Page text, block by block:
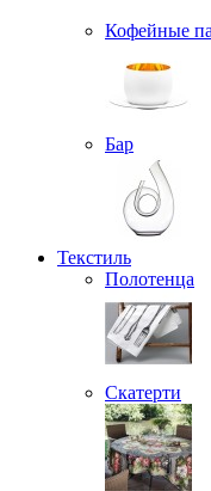
Кофейные
Бар
Текстиль
Полотенца
Скатерти